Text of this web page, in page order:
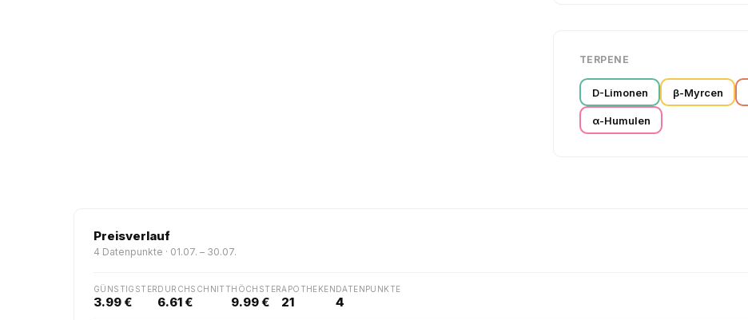
TERPENE
D-Limonen β-Myrcen
α-Humulen
Preisverlauf
4 Datenpunkte · 01.07. – 30.07.
GÜNSTIGSTER
3.99 €
DURCHSCHNITT
6.61 €
HÖCHSTER
9.99 €
APOTHEKEN
21
DATENPUNKTE
4